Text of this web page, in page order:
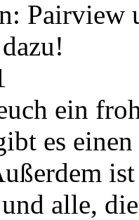
ein
es einen
alle,